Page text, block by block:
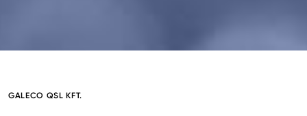
GALECO QSL KFT.